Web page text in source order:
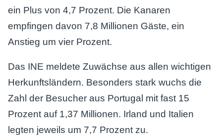
ein Plus von 4,7 Prozent. Die Kanaren
empfingen davon 7,8 Millionen Gäste, ein
Anstieg um vier Prozent.
Das INE meldete Zuwächse aus allen wichtigen
Herkunftsländern. Besonders stark wuchs die
Zahl der Besucher aus Portugal mit fast 15
Prozent auf 1,37 Millionen. Irland und Italien
legten jeweils um 7,7 Prozent zu.